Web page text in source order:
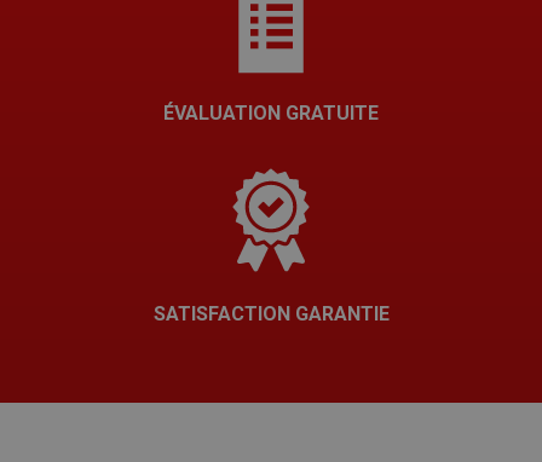
ÉVALUATION GRATUITE
SATISFACTION GARANTIE